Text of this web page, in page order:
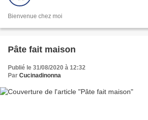
Bienvenue chez moi
Pâte fait maison
Publié le 31/08/2020 à 12:32
Par Cucinadinonna